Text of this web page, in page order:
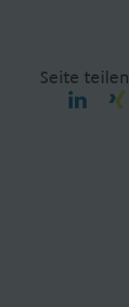
Seite teilen